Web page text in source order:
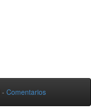
- Comentarios